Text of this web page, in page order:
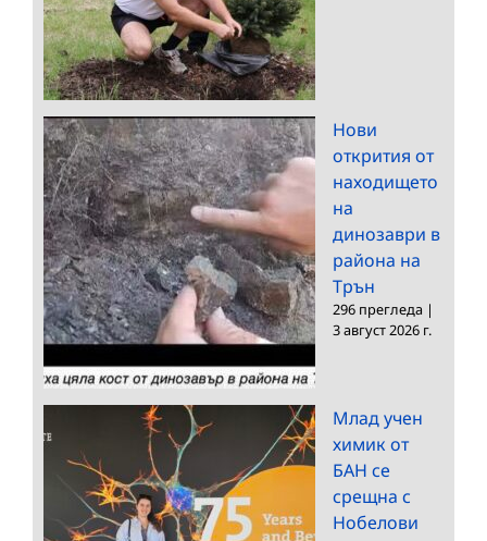
Нови
открития от
находището
на
динозаври в
района на
Трън
296 прегледа |
3 август 2026 г.
Млад учен
химик от
БАН се
срещна с
Нобелови